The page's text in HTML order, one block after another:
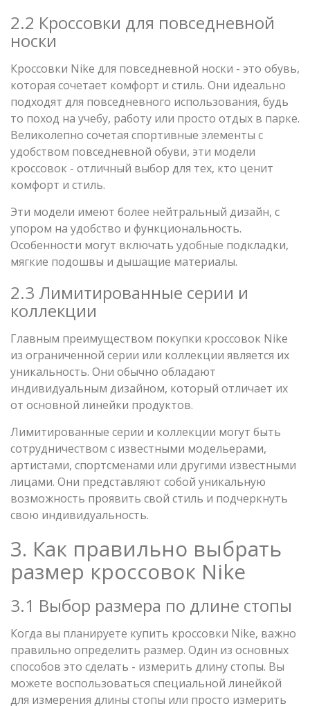
2.2 Кроссовки для повседневной
носки
Кроссовки Nike для повседневной носки - это обувь,
которая сочетает комфорт и стиль. Они идеально
подходят для повседневного использования, будь
то поход на учебу, работу или просто отдых в парке.
Великолепно сочетая спортивные элементы с
удобством повседневной обуви, эти модели
кроссовок - отличный выбор для тех, кто ценит
комфорт и стиль.
Эти модели имеют более нейтральный дизайн, с
упором на удобство и функциональность.
Особенности могут включать удобные подкладки,
мягкие подошвы и дышащие материалы.
2.3 Лимитированные серии и
коллекции
Главным преимуществом покупки кроссовок Nike
из ограниченной серии или коллекции является их
уникальность. Они обычно обладают
индивидуальным дизайном, который отличает их
от основной линейки продуктов.
Лимитированные серии и коллекции могут быть
сотрудничеством с известными модельерами,
артистами, спортсменами или другими известными
лицами. Они представляют собой уникальную
возможность проявить свой стиль и подчеркнуть
свою индивидуальность.
3. Как правильно выбрать
размер кроссовок Nike
3.1 Выбор размера по длине стопы
Когда вы планируете купить кроссовки Nike, важно
правильно определить размер. Один из основных
способов это сделать - измерить длину стопы. Вы
можете воспользоваться специальной линейкой
для измерения длины стопы или просто измерить